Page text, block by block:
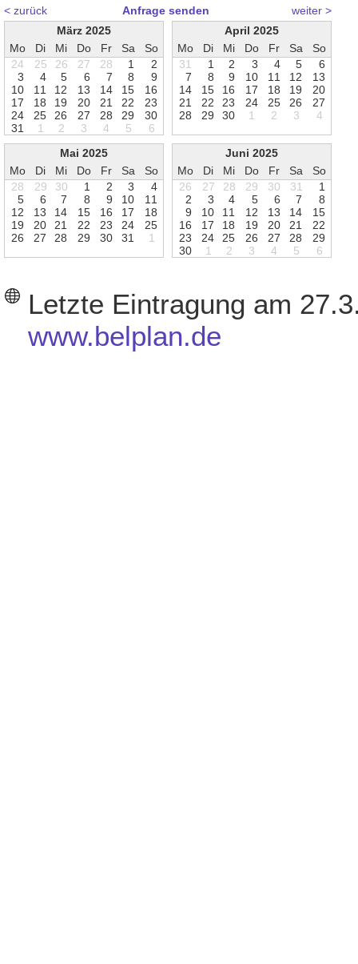
< zurück Anfrage senden
weiter >
März 2025
Mo
Di Mi Do Fr Sa
So
24
25 26 27 28 1
2
3
4 5 6 7 8
9
10 1 1 1 2 13 14 15 16
17 18 19 20 21 22 23
24 25 26 27 28 29 30
31 1 2 3 4 5 6
April 2025
Mo
Di Mi Do Fr Sa
So
31
1 2 3 4 5
6
7
8 9 10 1 1 1 2 13
14 15 16 17 18 19 20
21 22 23 24 25 26 27
28 29 30 1 2 3 4
Mai 2025
Mo
Di Mi Do Fr Sa
So
28
29 30 1 2 3
4
5
6 7 8 9 10 1 1
1 2 13 14 15 16 17 18
19 20 21 22 23 24 25
26 27 28 29 30 31 1
Juni 2025
Mo
Di Mi Do Fr Sa
So
26
27 28 29 30 31
1
2
3 4 5 6 7
8
9
10 1 1 1 2 13 14 15
16 17 18 19 20 21 22
23 24 25 26 27 28 29
30 1 2 3 4 5 6
Letzte Eintragung am
www.belplan.de